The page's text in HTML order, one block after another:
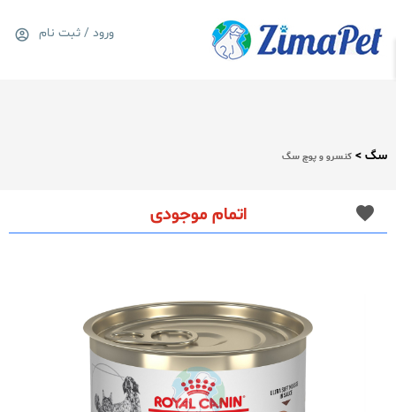
ورود / ثبت نام
سگ > کنسرو و پوچ سگ
اتمام موجودی